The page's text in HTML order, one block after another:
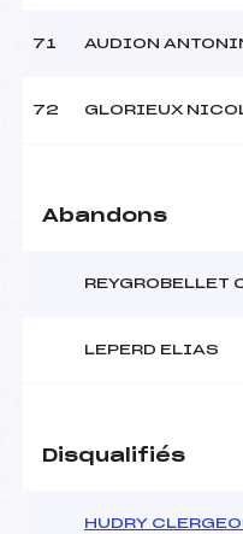
71 AUDION
72 GLORIEUX
Abandons
REYGROBELLET
LEPERD ELIAS
Disqualifiés
HUDRY